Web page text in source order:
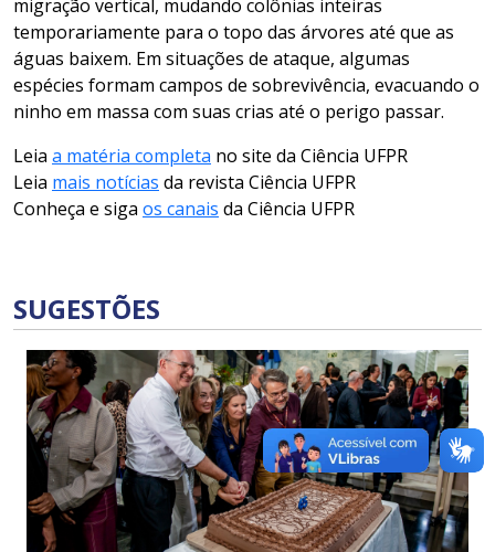
migração vertical, mudando colônias inteiras
temporariamente para o topo das árvores até que as
águas baixem. Em situações de ataque, algumas
espécies formam campos de sobrevivência, evacuando o
ninho em massa com suas crias até o perigo passar.
Leia a matéria completa no site da Ciência UFPR
Leia mais notícias da revista Ciência UFPR
Conheça e siga os canais da Ciência UFPR
SUGESTÕES